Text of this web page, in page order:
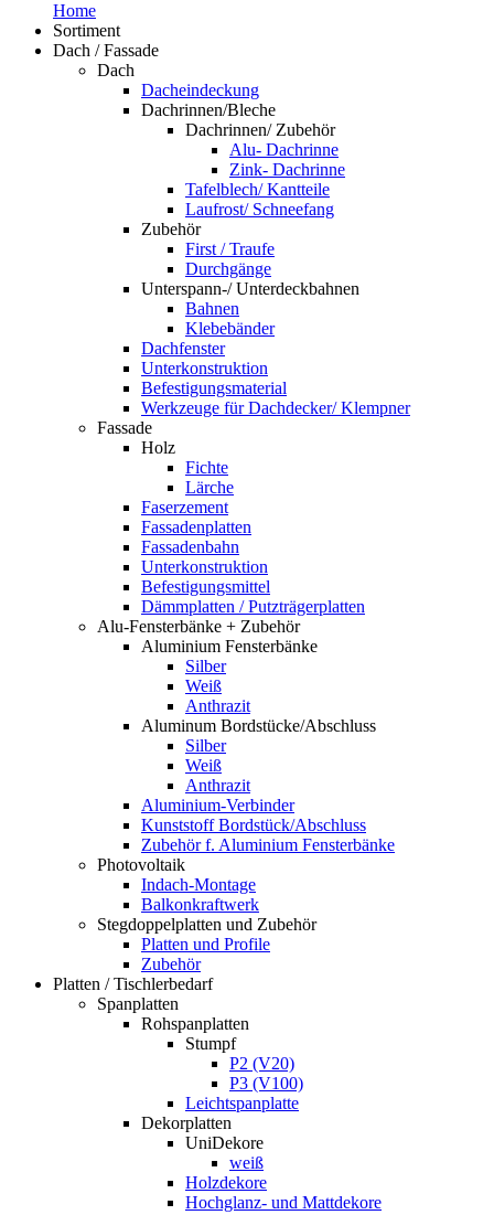
Home
Sortiment
Dach / Fassade
Dach
Dacheindeckung
Dachrinnen/Bleche
Dachrinnen/ Zubehör
Alu- Dachrinne
Zink- Dachrinne
Tafelblech/ Kantteile
Laufrost/ Schneefang
Zubehör
First / Traufe
Durchgänge
Unterspann-/ Unterdeckbahnen
Bahnen
Klebebänder
Dachfenster
Unterkonstruktion
Befestigungsmaterial
Werkzeuge für Dachdecker/ Klempner
Fassade
Holz
Fichte
Lärche
Faserzement
Fassadenplatten
Fassadenbahn
Unterkonstruktion
Befestigungsmittel
Dämmplatten / Putzträgerplatten
Alu-Fensterbänke + Zubehör
Aluminium Fensterbänke
Silber
Weiß
Anthrazit
Aluminum Bordstücke/Abschluss
Silber
Weiß
Anthrazit
Aluminium-Verbinder
Kunststoff Bordstück/Abschluss
Zubehör f. Aluminium Fensterbänke
Photovoltaik
Indach-Montage
Balkonkraftwerk
Stegdoppelplatten und Zubehör
Platten und Profile
Zubehör
Platten / Tischlerbedarf
Spanplatten
Rohspanplatten
Stumpf
P2 (V20)
P3 (V100)
Leichtspanplatte
Dekorplatten
UniDekore
weiß
Holzdekore
Hochglanz- und Mattdekore